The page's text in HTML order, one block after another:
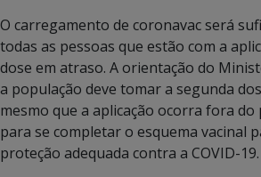
O carregamento de coronavac será
todas as pessoas que estão com a
dose em atraso. A orientação do
a população deve tomar a segunda
mesmo que a aplicação ocorra fora
para se completar o esquema vacinal
proteção adequada contra a COVID-19.